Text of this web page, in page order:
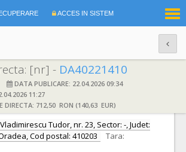
ACCES IN SISTEM
[nr] - DA40221410
DATA PUBLICARE: 22.04.2026 09:34
11:27
DIRECTA: 712,50 RON (140,63 EUR)
OFERTANT
S.R.L. CIF: 68170
Tudor, nr. 23, Sector: -, Judet:
Cod postal: 410203
Tara: